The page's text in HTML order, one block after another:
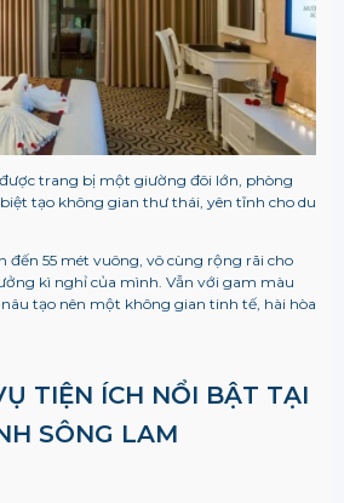
trang bị một giường đôi lớn, phòng
tạo không gian thư thái, yên tĩnh cho du
đến 55 mét vuông, vô cùng rộng rãi cho
kì nghỉ của mình. Vẫn với gam màu
tạo nên một không gian tinh tế, hài hòa
TIỆN ÍCH NỔI BẬT TẠI
SÔNG LAM